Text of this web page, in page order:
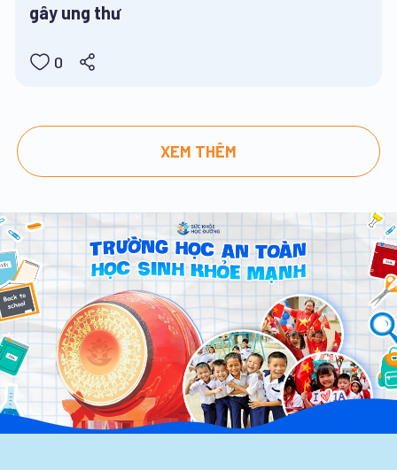
gây ung thư
0
XEM THÊM